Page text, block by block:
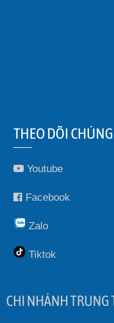
THEO DÕI
Youtube
Facebook
Zalo
Tiktok
CHI NHÁNH TRUNG